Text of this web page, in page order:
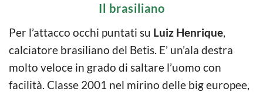
Il brasiliano
Per l’attacco occhi puntati su Luiz Henrique,
calciatore brasiliano del Betis. E’ un’ala destra
molto veloce in grado di saltare l’uomo con
facilità. Classe 2001 nel mirino delle big europee,